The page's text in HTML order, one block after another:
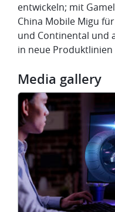
entwickeln; mit
China Mobile Migu
und Continental und
in neue
Media gallery